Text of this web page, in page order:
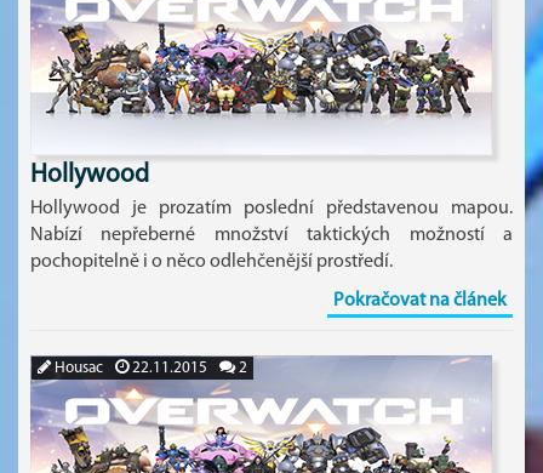
Hollywood
Hollywood je prozatím poslední představenou mapou.
Nabízí nepřeberné množství taktických možností a
pochopitelně i o něco odlehčenější prostředí.
Pokračovat na článek
Housac 22.11.2015 2